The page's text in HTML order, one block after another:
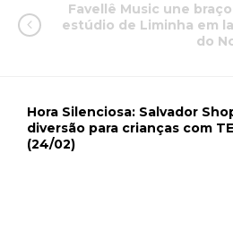
Favellê Music une
estúdio de Liminha em
do
Hora Silenciosa: Salvador
diversão para crianças com
(24/02)